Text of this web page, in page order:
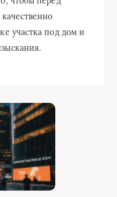
участка под дом и